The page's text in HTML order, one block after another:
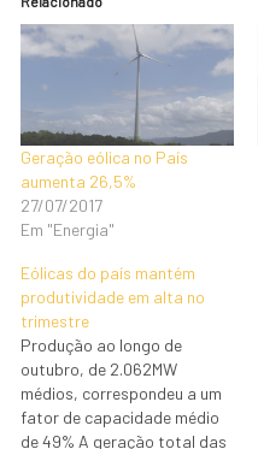
Geração eólica no País
aumenta 26,5%
27/07/2017
Em "Energia"
Eólicas do país mantém
produtividade em alta no
trimestre
Produção ao longo de
outubro, de 2.062MW
médios, correspondeu a um
fator de capacidade médio
de 49% A geração total das